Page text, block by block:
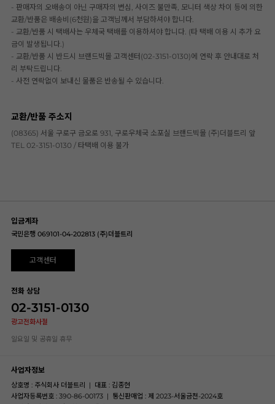
- 판매자의 오배송이 아닌 구매자의 변심, 사이즈 불만족, 모니터 색상 차이 등에 의한
교환/반품은 배송비(6천원)을 고객님께서 부담하셔야 합니다.
- 교환/반품 시 택배사는 우체국 택배를 이용하셔야 합니다. (타 택배 이용 시 추가 요
금이 발생됩니다.)
- 교환/반품 시 반드시 브랜드빅몰 고객센터(02-3151-0130)에 연락 후 안내대로 처
리 부탁드립니다.
- 사전 연락없이 보내신 물품은 반송될 수 있습니다.
교환/반품 주소지
(08365) 서울 구로구 금오로 931, 구로우체국 소포실 브랜드빅몰 (주)더블트리 앞
TEL 02-3151-0130 / 타택배 이용 불가
입금계좌
국민은행 069101-04-202813 (주)더블트리
고객센터
전화 상담
02-3151-0130
광고전화사절
일요일 및 공휴일 휴무
사업자정보
상호명 : 주식회사 더블트리 | 대표 : 김종현
사업자등록번호 : 390-86-00173 | 통신판매업 : 제 2023-서울금천-2024호